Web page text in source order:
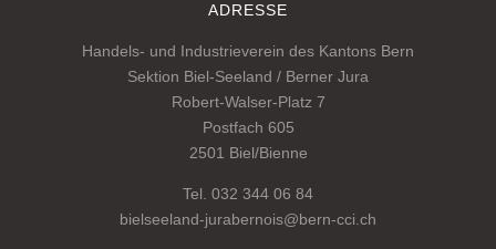
ADRESSE
Handels- und Industrieverein des Kantons Bern
Sektion Biel-Seeland / Berner Jura
Robert-Walser-Platz 7
Postfach 605
2501 Biel/Bienne
Tel. 032 344 06 84
bielseeland-jurabernois@bern-cci.ch